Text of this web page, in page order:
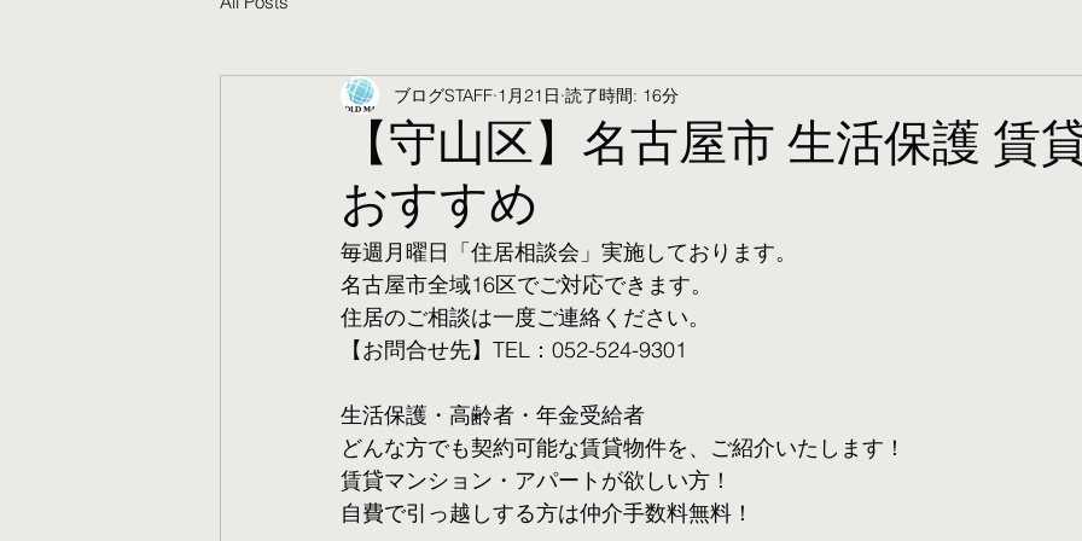
【守山区】名古屋市 生活保護 賃
おすすめ
ブログSTAFF 1月21日 読了時間: 16分
毎週月曜日「住居相談会」実施しております。
名古屋市全域16区でご対応できます。
住居のご相談は一度ご連絡ください。
【お問合せ先】TEL：052-524-9301
生活保護・高齢者・年金受給者
​どんな方でも契約可能な賃貸物件を、ご紹介いたします！
賃貸マンション・アパートが欲しい方！
自費で引っ越しする方は仲介手数料無料！